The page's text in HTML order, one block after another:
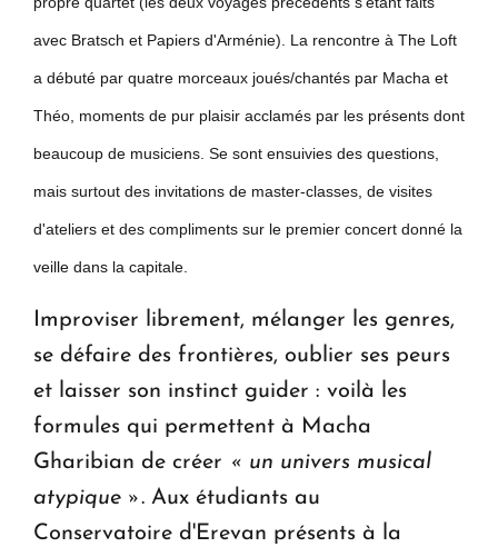
avec Bratsch et Papiers d'Arménie). La rencontre à The Loft
a débuté par quatre morceaux joués/chantés par Macha et
Théo, moments de pur plaisir acclamés par les présents dont
beaucoup de musiciens. Se sont ensuivies des questions,
mais surtout des invitations de master-classes, de visites
d'ateliers et des compliments sur le premier concert donné la
veille dans la capitale.
Improviser librement, mélanger les genres,
se défaire des frontières, oublier ses peurs
et laisser son instinct guider : voilà les
formules qui permettent à Macha
Gharibian de créer « un univers musical
atypique ». Aux étudiants au
Conservatoire d'Erevan présents à la